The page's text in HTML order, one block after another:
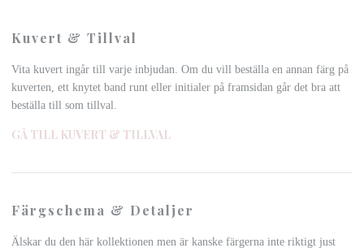
Kuvert & Tillval
Vita kuvert ingår till varje inbjudan. Om du vill beställa en annan färg på
kuverten, ett knytet band runt eller initialer på framsidan går det bra att
beställa till som tillval.
GÅ TILL KUVERT & TILLVAL
Färgschema & Detaljer
Älskar du den här kollektionen men är kanske färgerna inte riktigt just